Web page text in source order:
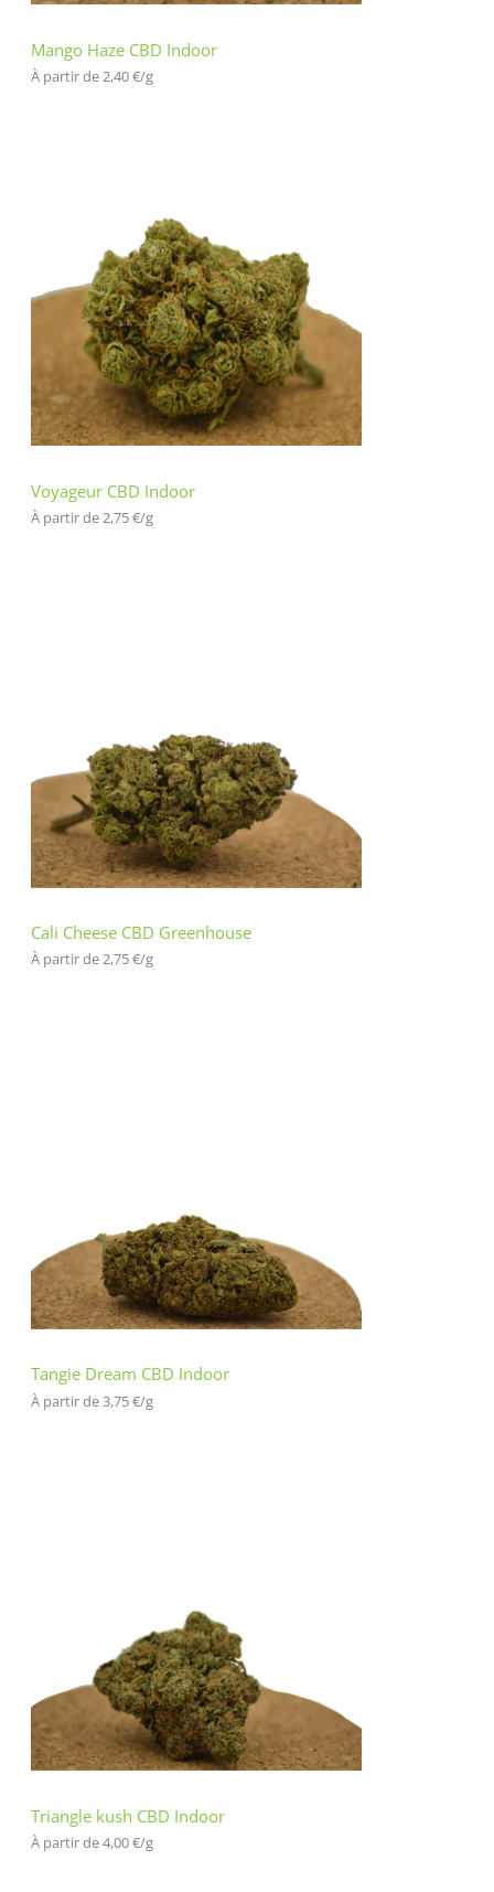
Mango Haze CBD Indoor
À partir de 2,40€/g
Voyageur CBD Indoor
À partir de 2,75€/g
Cali Cheese CBD Greenhouse
À partir de 2,75€/g
Tangie Dream CBD Indoor
À partir de 3,75€/g
Triangle kush CBD Indoor
À partir de 4,00€/g